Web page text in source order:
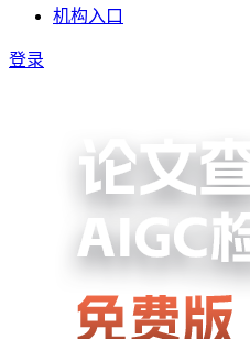
机构入口
登录